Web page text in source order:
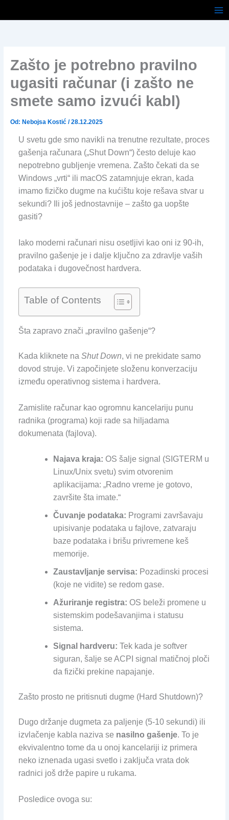
Zašto je potrebno pravilno
ugasiti računar (i zašto ne
smete samo izvući kabl)
Od: Nebojsa Kostić /28.12.2025
U svetu gde smo navikli na trenutne rezultate, proces
gašenja računara („Shut Down“) često deluje kao
nepotrebno gubljenje vremena. Zašto čekati da se
Windows „vrti“ ili macOS zatamnjuje ekran, kada
imamo fizičko dugme na kućištu koje rešava stvar u
sekundi? Ili još jednostavnije – zašto ga uopšte
gasiti?
Iako moderni računari nisu osetljivi kao oni iz 90-ih,
pravilno gašenje je i dalje ključno za zdravlje vaših
podataka i dugovečnost hardvera.
Table of Contents
Šta zapravo znači „pravilno gašenje“?
Kada kliknete na Shut Down, vi ne prekidate samo
dovod struje. Vi započinjete složenu konverzaciju
između operativnog sistema i hardvera.
Zamislite računar kao ogromnu kancelariju punu
radnika (programa) koji rade sa hiljadama
dokumenata (fajlova).
Najava kraja: OS šalje signal (SIGTERM u
Linux/Unix svetu) svim otvorenim
aplikacijama: „Radno vreme je gotovo,
završite šta imate.“
Čuvanje podataka: Programi završavaju
upisivanje podataka u fajlove, zatvaraju
baze podataka i brišu privremene keš
memorije.
Zaustavljanje servisa: Pozadinski procesi
(koje ne vidite) se redom gase.
Ažuriranje registra: OS beleži promene u
sistemskim podešavanjima i statusu
sistema.
Signal hardveru: Tek kada je softver
siguran, šalje se ACPI signal matičnoj ploči
da fizički prekine napajanje.
Zašto prosto ne pritisnuti dugme (Hard Shutdown)?
Dugo držanje dugmeta za paljenje (5-10 sekundi) ili
izvlačenje kabla naziva se nasilno gašenje. To je
ekvivalentno tome da u onoj kancelariji iz primera
neko iznenada ugasi svetlo i zaključa vrata dok
radnici još drže papire u rukama.
Posledice ovoga su: